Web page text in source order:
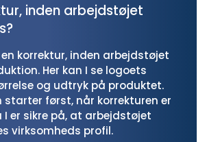
inden arbejdstøjet
korrektur, inden arbejdstøjet
Her kan I se logoets
og udtryk på produktet.
starter først, når korrekturen er
I er sikre på, at arbejdstøjet
virksomheds profil.